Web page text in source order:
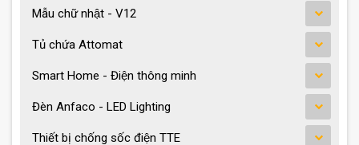
Mẫu chữ nhật - V12
Tủ chứa Attomat
Smart Home - Điện thông minh
Đèn Anfaco - LED Lighting
Thiết bị chống sốc điện TTE